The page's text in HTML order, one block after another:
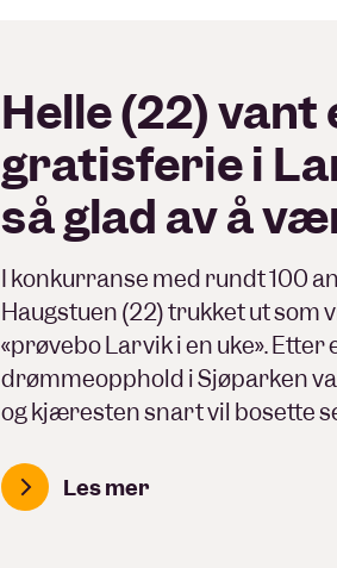
Helle (22) vant
gratisferie i
så glad av å
I konkurranse med rundt 100
Haugstuen (22) trukket ut som
«prøvebo Larvik i én uke». Etter
drømmeopphold i Sjøparken
og kjæresten snart vil bosette
Les mer